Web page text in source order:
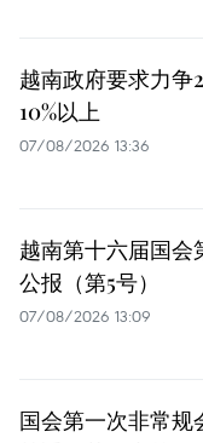
越南政府要求力争
10%以上
07/08/2026 13:36
越南第十六届国会
公报（第5号）
07/08/2026 13:09
国会第一次非常规